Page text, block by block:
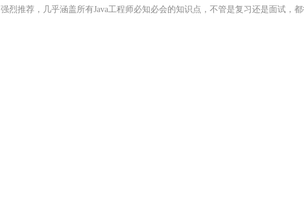
强烈推荐，几乎涵盖所有Java工程师必知必会的知识点，不管是复习还是面试，都